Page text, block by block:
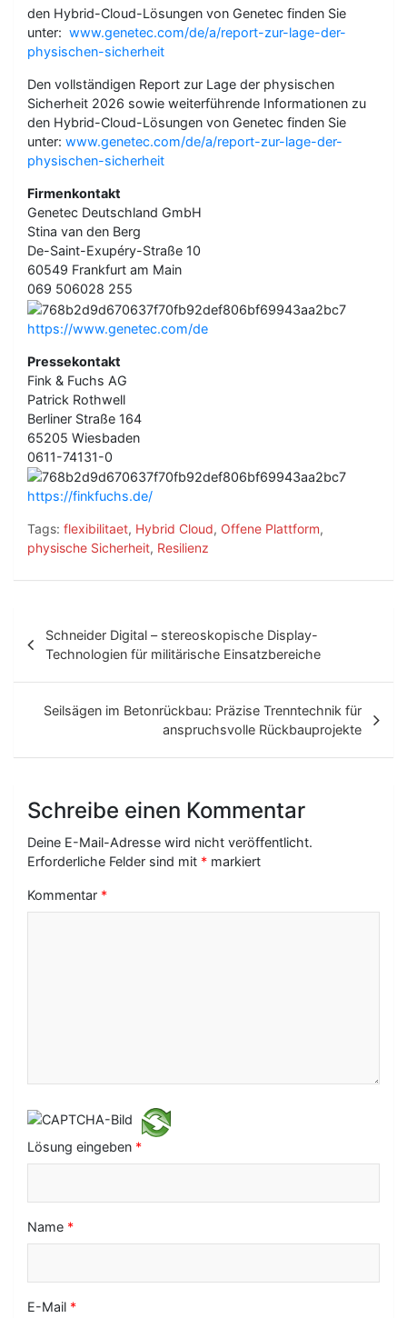
den Hybrid-Cloud-Lösungen von Genetec finden Sie
unter: www.genetec.com/de/a/report-zur-lage-der-
physischen-sicherheit
Den vollständigen Report zur Lage der physischen
Sicherheit 2026 sowie weiterführende Informationen zu
den Hybrid-Cloud-Lösungen von Genetec finden Sie
unter: www.genetec.com/de/a/report-zur-lage-der-
physischen-sicherheit
Firmenkontakt
Genetec Deutschland GmbH
Stina van den Berg
De-Saint-Exupéry-Straße 10
60549 Frankfurt am Main
069 506028 255
https://www.genetec.com/de
Pressekontakt
Fink & Fuchs AG
Patrick Rothwell
Berliner Straße 164
65205 Wiesbaden
0611-74131-0
https://finkfuchs.de/
Tags: flexibilitaet, Hybrid Cloud, Offene Plattform,
physische Sicherheit, Resilienz
e
i
g
N
o
Schneider Digital – stereoskopische Display-
Technologien für militärische Einsatzbereiche
Seilsägen im Betonrückbau: Präzise Trenntechnik für
anspruchsvolle Rückbauprojekte
Schreibe einen Kommentar
Deine E-Mail-Adresse wird nicht veröffentlicht.
Erforderliche Felder sind mit * markiert
Kommentar *
Lösung eingeben *
Name *
E-Mail *